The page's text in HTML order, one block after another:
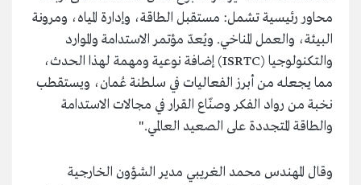
محاور رئيسية تشمل: مستقبل الطاقة، وإدارة المياه، ومرونة
البيئة، والعمل المناخي. ويُعدّ مؤتمر الاستدامة والموارد
والتكنولوجيا (ISRTC) إضافة نوعية ومهمة لهذا الحدث،
مما يجعله من أبرز الفعاليات في سلطنة عُمان، ويستقطب
نخبة من رواد الفكر وصنّاع القرار في مجالات الاستدامة
والطاقة المتجددة على الصعيد العالمي."
وقال المهندس محمد الغريبي مدير الشؤون الخارجية